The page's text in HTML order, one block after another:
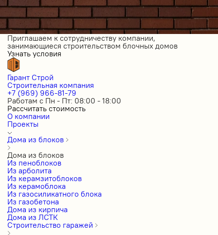
Приглашаем к сотрудничеству компании,
занимающиеся строительством блочных домов
Узнать условия
Гарант Строй
Строительная компания
+7 (969) 966-81-79
Работам с Пн - Пт: 08:00 - 18:00
Рассчитать стоимость
О компании
Проекты
Дома из блоков
Дома из блоков
Из пеноблоков
Из арболита
Из керамзитоблоков
Из керамоблока
Из газосиликатного блока
Из газобетона
Дома из кирпича
Дома из ЛСТК
Строительство гаражей